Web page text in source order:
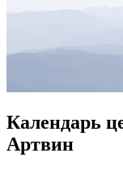
Календарь
Артвин